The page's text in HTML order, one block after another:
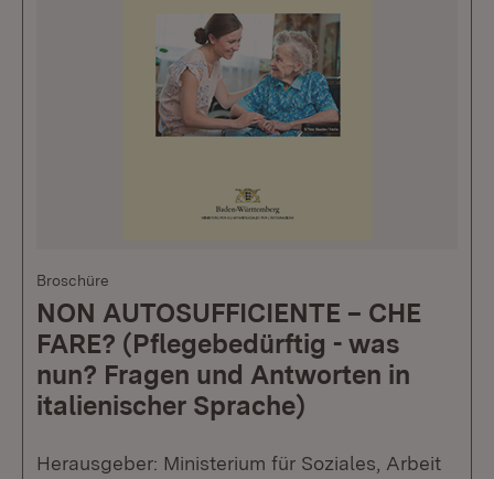
Broschüre
NON AUTOSUFFICIENTE – CHE
FARE? (Pflegebedürftig - was
nun? Fragen und Antworten in
italienischer Sprache)
Herausgeber: Ministerium für Soziales, Arbeit